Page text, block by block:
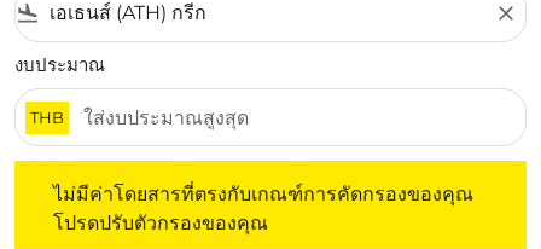
flight_land close
งบประมาณ
THB
ไม่มีค่าโดยสารที่ตรงกับเกณฑ์การคัดกรองของคุณ
โปรดปรับตัวกรองของคุณ